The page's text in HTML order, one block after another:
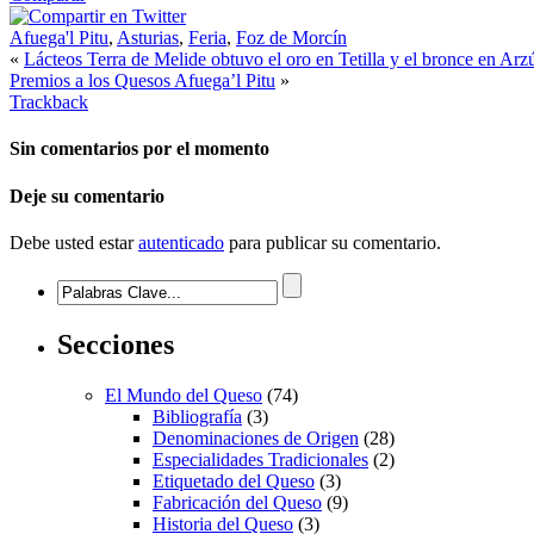
Afuega'l Pitu, Asturias, Feria, Foz de Morcín
« Lácteos Terra de Melide obtuvo el oro en Tetilla y el bronce en
Premios a los Quesos Afuega’l Pitu »
Trackback
Sin comentarios por el momento
Deje su comentario
Debe usted estarautenticado para publicar su comentario.
Secciones
El Mundo del Queso (74)
Bibliografía (3)
Denominaciones de Origen (28)
Especialidades Tradicionales (2)
Etiquetado del Queso (3)
Fabricación del Queso (9)
Historia del Queso (3)